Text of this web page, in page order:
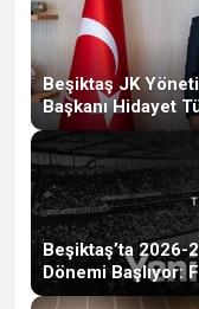
Beşiktaş JK
Başkanı Hidayet
Beşiktaş’ta
Dönemi Başlıyor: